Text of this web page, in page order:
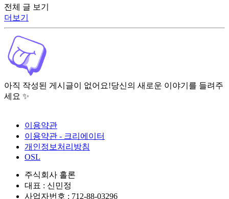
전체 글 보기
더보기
아직 작성된 게시글이 없어요!당신의 새로운 이야기를 들려주
세요 ✨
이용약관
이용약관 - 크리에이터
개인정보처리방침
OSL
주식회사 홀론
대표 : 신민정
사업자번호 : 712-88-03296